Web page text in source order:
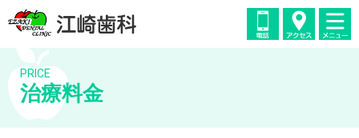
PRICE
治療料金